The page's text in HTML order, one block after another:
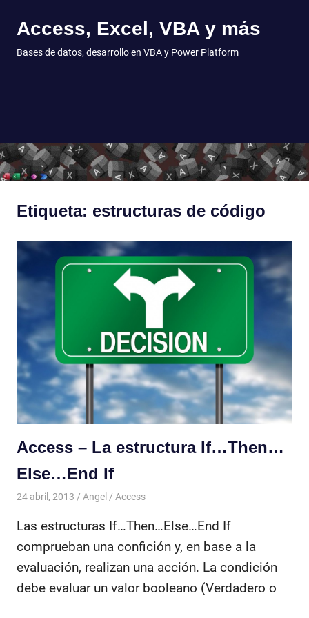
Saltar
al
contenido
Access, Excel, VBA y más
Bases de datos, desarrollo en VBA y Power Platform
Etiqueta: estructuras de código
Access – La estructura If…Then…
Else…End If
24 abril, 2013 Angel Access
Las estructuras If…Then…Else…End If
comprueban una confición y, en base a la
evaluación, realizan una acción. La condición
debe evaluar un valor booleano (Verdadero o